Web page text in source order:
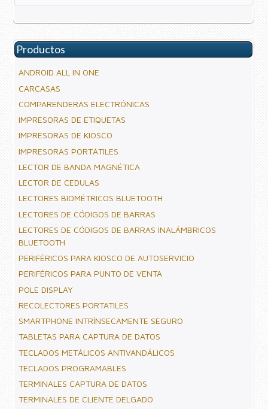
Productos
ANDROID ALL IN ONE
CARCASAS
COMPARENDERAS ELECTRÓNICAS
IMPRESORAS DE ETIQUETAS
IMPRESORAS DE KIOSCO
IMPRESORAS PORTÁTILES
LECTOR DE BANDA MAGNÉTICA
LECTOR DE CEDULAS
LECTORES BIOMÉTRICOS BLUETOOTH
LECTORES DE CÓDIGOS DE BARRAS
LECTORES DE CÓDIGOS DE BARRAS INALÁMBRICOS
BLUETOOTH
PERIFÉRICOS PARA KIOSCO DE AUTOSERVICIO
PERIFÉRICOS PARA PUNTO DE VENTA
POLE DISPLAY
RECOLECTORES PORTATILES
SMARTPHONE INTRÍNSECAMENTE SEGURO
TABLETAS PARA CAPTURA DE DATOS
TECLADOS METÁLICOS ANTIVANDÁLICOS
TECLADOS PROGRAMABLES
TERMINALES CAPTURA DE DATOS
TERMINALES DE CLIENTE DELGADO